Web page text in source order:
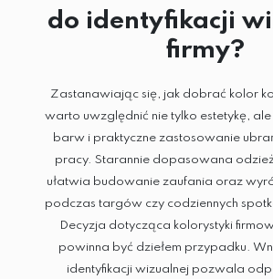
HAFT KOMPUTEROWY
TERMOTRANSFER
do identyfikacji
firmy?
Zastanawiając się, jak dobrać kolor
warto uwzględnić nie tylko estetykę,
barw i praktyczne zastosowanie
pracy. Starannie dopasowana
ułatwia budowanie zaufania oraz
podczas targów czy codziennych
Decyzja dotycząca kolorystyki
powinna być dziełem przypadku.
identyfikacji wizualnej pozwala